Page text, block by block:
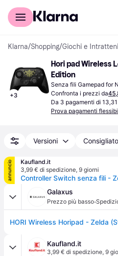
Per il tuo shopping
Klarna/Shopping/Giochi e
+3
Hori pad Wireless
Edition
Senza fili Gamepad for
Confronta i prezzi da
Da 3 pagamenti di 13,31
Prova pagamenti
Versioni Consigliato
annuncio
Kaufland.it
3,99 € di spedizione, 9 giorni
Galaxus
Prezzo più basso·
Kaufland.it
3,99 € di spedizione, 9